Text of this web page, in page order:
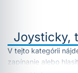
Joysticky,
V tejto kategórii
zapínanie alebo